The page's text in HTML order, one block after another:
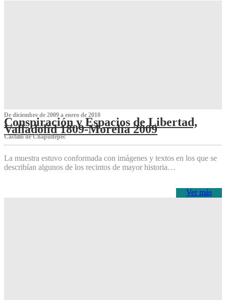
De diciembre de 2009 a enero de 2010
Conspiración y Espacios de Libertad,
Valladolid 1809-Morelia 2009
Castillo de Chapultepec
La muestra estuvo conformada con imágenes y textos en los que se
describían algunos de los recintos de mayor historia…
Ver más